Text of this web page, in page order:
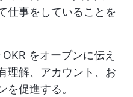
仕事をしていることを
をオープンに伝え
理解、アカウント、お
を促進する。